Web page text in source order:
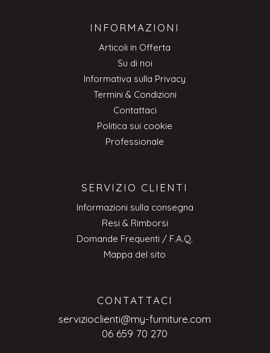
INFORMAZIONI
Articoli in Offerta
Su di noi
Informativa sulla Privacy
Termini & Condizioni
Contattaci
Politica sui cookie
Professionale
SERVIZIO CLIENTI
Informazioni sulla consegna
Resi & Rimborsi
Domande Frequenti / F.A.Q.
Mappa del sito
CONTATTACI
servizioclienti@my-furniture.com
06 659 70 270